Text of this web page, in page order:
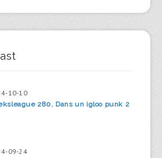
10-10
280, Dans un igloo punk 2
09-24